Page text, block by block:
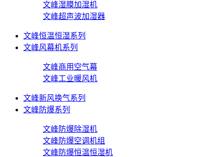
文峰湿膜加湿机
文峰超声波加湿器
文峰恒温恒湿系列
文峰风幕机系列
文峰商用空气幕
文峰工业暖风机
文峰新风换气系列
文峰防爆系列
文峰防爆除湿机
文峰防爆空调机组
文峰防爆恒温恒湿机